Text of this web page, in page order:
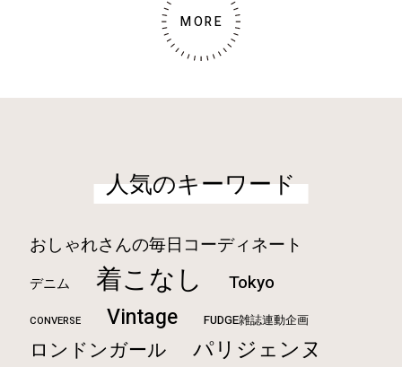
MORE
人気のキーワード
おしゃれさんの毎日コーディネート
デニム 着こなし Tokyo
CONVERSE Vintage FUDGE雑誌連動企画
ロンドンガール パリジェンヌ